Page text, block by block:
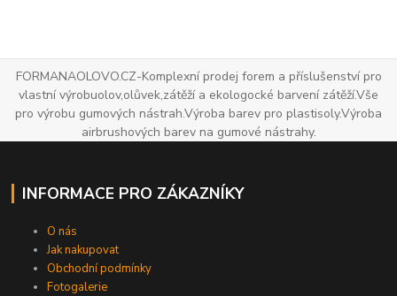
FORMANAOLOVO.CZ-Komplexní prodej forem a příslušenství pro
vlastní výrobuolov,olůvek,zátěží a ekologocké barvení zátěží.Vše
pro výrobu gumových nástrah.Výroba barev pro plastisoly.Výroba
airbrushových barev na gumové nástrahy.
INFORMACE PRO ZÁKAZNÍKY
O nás
Jak nakupovat
Obchodní podmínky
Fotogalerie